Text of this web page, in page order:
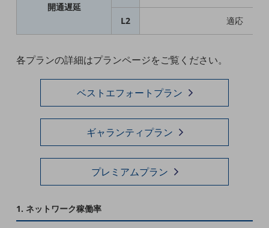
製造・建設業
小売業
モバイルTOP
法人向けスマホ・携帯に関する、
おすすめの機種、料金やサービスをご紹介
ビジネス向けスマートフォン
タフネススマートフォン
ドコモケータイ
開通遅延
L2 適応
各プランの詳細はプランページをご覧ください。
ベストエフォートプラン
ギャランティプラン
プレミアムプラン
1. ネットワーク稼働率